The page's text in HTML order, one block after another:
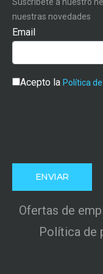
Suscríbete a nuestro
nuestras novedades
Email
Acepto la Política
Ofertas de
Política de